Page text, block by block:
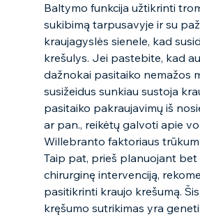
Baltymo funkcija užtikrinti
sukibimą tarpusavyje ir su
kraujagyslės sienele, kad
krešulys. Jei pastebite, kad
dažnokai pasitaiko nemažos
susižeidus sunkiau sustoja
pasitaiko pakraujavimų iš
ar pan., reikėtų galvoti apie
Willebranto faktoriaus
Taip pat, prieš planuojant bet
chirurginę intervenciją,
pasitikrinti kraujo krešumą.
kręšumo sutrikimas yra